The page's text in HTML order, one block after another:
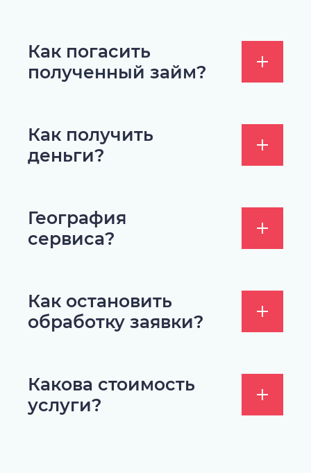
Как погасить
полученный займ?
Как получить
деньги?
География
сервиса?
Как остановить
обработку заявки?
Какова стоимость
услуги?